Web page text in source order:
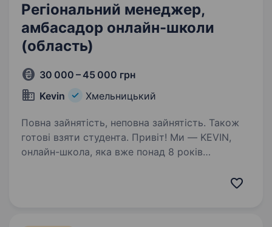
Регіональний менеджер,
амбасадор онлайн-школи
(область)
30 000 – 45 000 грн
Kevin
Хмельницький
Повна зайнятість, неповна зайнятість. Також
готові взяти студента. Привіт! Ми — KEVIN,
онлайн-школа, яка вже понад 8 років